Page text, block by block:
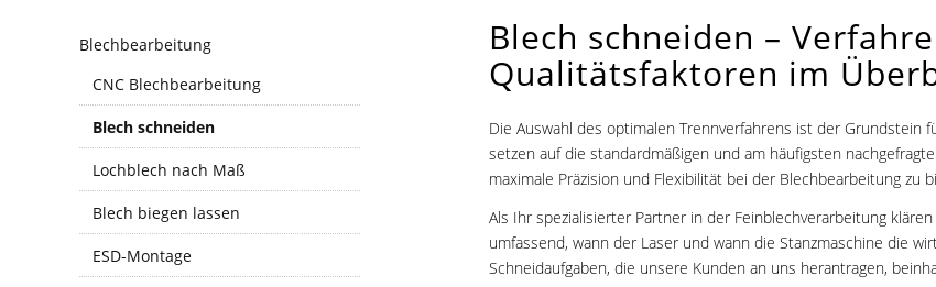
Blech schneiden –
Qualitätsfaktoren im
Die Auswahl des optimalen Trennverfahrens ist der Grundstein
setzen auf die standardmäßigen und am häufigsten
maximale Präzision und Flexibilität bei der Blechbearbeitung zu
Als Ihr spezialisierter Partner in der Feinblechverarbeitung
umfassend, wann der Laser und wann die Stanzmaschine die
Schneidaufgaben, die unsere Kunden an uns herantragen,
Blechbearbeitung
CNC Blechbearbeitung
Blech schneiden
Lochblech nach Maß
Blech biegen lassen
ESD-Montage